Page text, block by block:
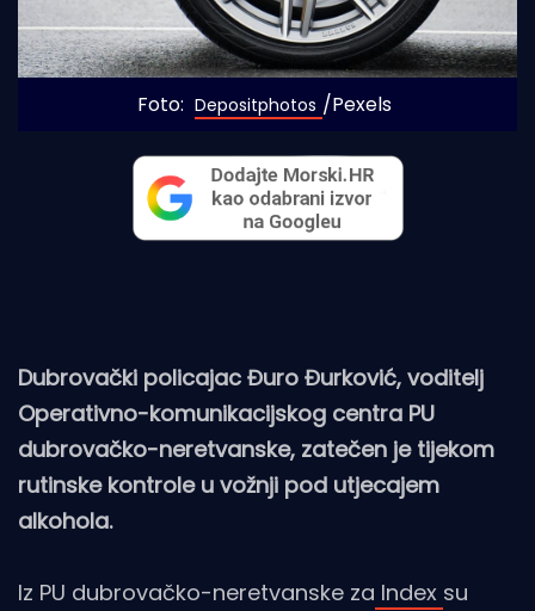
Foto: Depositphotos /Pexels
Dubrovački policajac Đuro Đurković, voditelj
Operativno-komunikacijskog centra PU
dubrovačko-neretvanske, zatečen je tijekom
rutinske kontrole u vožnji pod utjecajem
alkohola.
Iz PU dubrovačko-neretvanske za Index su